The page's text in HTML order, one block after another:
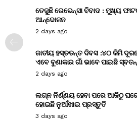
ତେଜୁଛି ରେଭେନ୍ସା ବିବାଦ : ମୁଖ୍ୟ
ଆନ୍ଦୋଳନ
2 days ago
ଜାତୀୟ ହସ୍ତତନ୍ତ ଦିବସ :୪୦ କିମି
ଏବେ ବୁଣାକାର ଗାଁ ଭାବେ ପାଇଛି
2 days ago
ଲଗ୍ନ ନିର୍ଣ୍ଣୟ ହେବା ପରେ ଆଜିଠୁ
ହୋଇଛି ନୁଆଁଖାଇ ପ୍ରସ୍ତୁତି
3 days ago